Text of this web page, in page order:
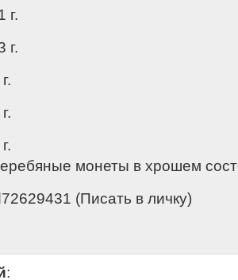
г.
г.
монеты в xрошем
(Писать в личку)
: